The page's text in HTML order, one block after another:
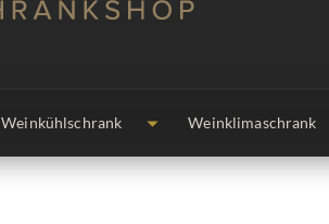
Weinkühlschrank Weinklimaschrank